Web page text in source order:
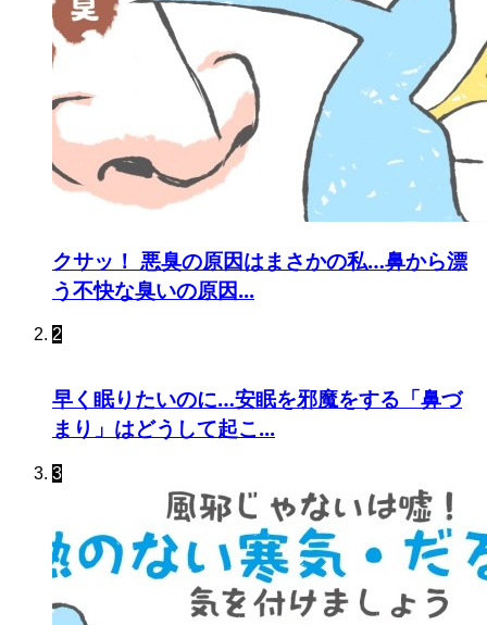
クサッ！ 悪臭の原因はまさかの私…鼻から漂
う不快な臭いの原因...
2
早く眠りたいのに…安眠を邪魔をする「鼻づ
まり」はどうして起こ...
3